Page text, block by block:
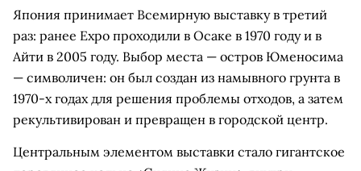
Япония принимает Всемирную выставку в третий
раз: ранее Expo проходили в Осаке в 1970 году и в
Айти в 2005 году. Выбор места — остров Юменосима
— символичен: он был создан из намывного грунта в
1970-х годах для решения проблемы отходов, а затем
рекультивирован и превращен в городской центр.
Центральным элементом выставки стало гигантское